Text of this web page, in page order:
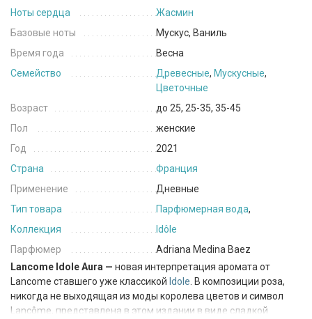
Ноты сердца
Жасмин
Базовые ноты
Мускус, Ваниль
Время года
Весна
Семейство
Древесные, Мускусные,
Цветочные
Возраст
до 25, 25-35, 35-45
Пол
женские
Год
2021
Страна
Франция
Применение
Дневные
Тип товара
Парфюмерная вода,
Коллекция
Idôle
Парфюмер
Adriana Medina Baez
Lancome Idole Aura — новая интерпретация аромата от
Lancome ставшего уже классикой Idole . В композиции роза,
никогда не выходящая из моды королева цветов и символ
Lancôme, представлена в этом издании в виде сладкой